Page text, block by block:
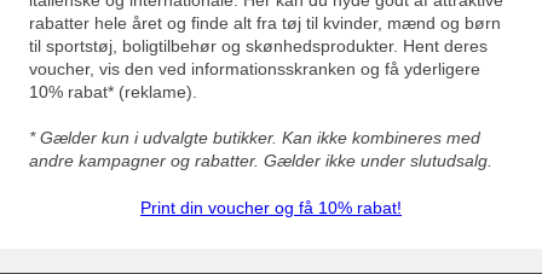
rabatter hele året og finde alt fra tøj til kvinder, mænd og børn
til sportstøj, boligtilbehør og skønhedsprodukter. Hent deres
voucher, vis den ved informationsskranken og få yderligere
10% rabat* (reklame).
* Gælder kun i udvalgte butikker. Kan ikke kombineres med
andre kampagner og rabatter. Gælder ikke under slutudsalg.
Print din voucher og få 10% rabat!